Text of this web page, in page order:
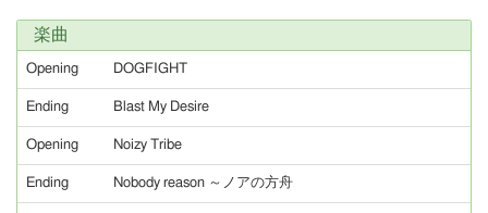
楽曲
Opening DOGFIGHT
Ending Blast My Desire
Opening Noizy Tribe
Ending Nobody reason ～ノアの方舟